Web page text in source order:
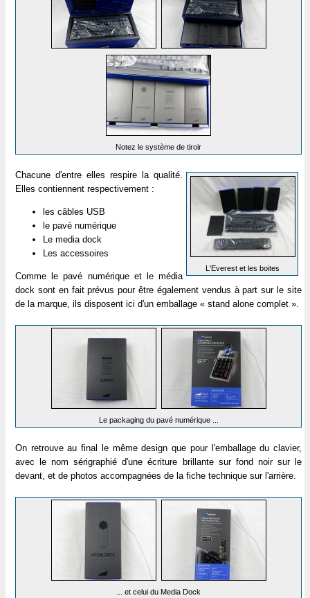
Notez le système de tiroir
L'Everest et les boites
Chacune d'entre elles respire la qualité.
Elles contiennent respectivement :
les câbles USB
le pavé numérique
Le media dock
Les accessoires
Comme le pavé numérique et le média
dock sont en fait prévus pour être également vendus à part sur le site
de la marque, ils disposent ici d'un emballage « stand alone complet ».
Le packaging du pavé numérique ...
On retrouve au final le même design que pour l'emballage du clavier,
avec le nom sérigraphié d'une écriture brillante sur fond noir sur le
devant, et de photos accompagnées de la fiche technique sur l'arrière.
... et celui du Media Dock